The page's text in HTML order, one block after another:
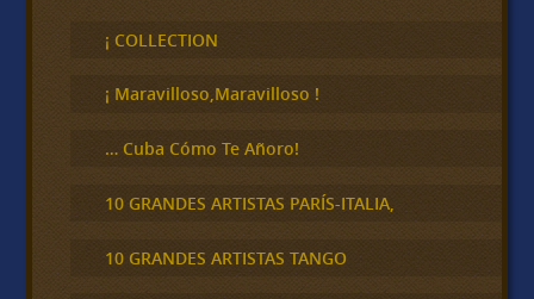
c
a
¡ COLLECTION
¡ Maravilloso,Maravilloso !
… Cuba Cómo Te Añoro!
10 GRANDES ARTISTAS PARÍS-ITALIA,
10 GRANDES ARTISTAS TANGO